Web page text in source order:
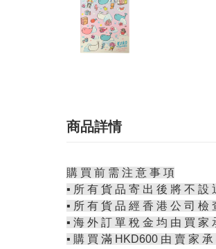
商品詳情
購 買 前 需 注 意 事 項
▪️ 所 有 貨 品 寄 出 後 將 不 設
▪️ 所 有 貨 品 經 香 港 公 司 檢
▪️ 海 外 訂 單 稅 金 均 由 買 家
▪️ 購 買 滿 HKD600 由 賣 家